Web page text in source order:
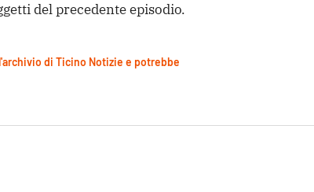
del precedente episodio.
di Ticino Notizie e potrebbe